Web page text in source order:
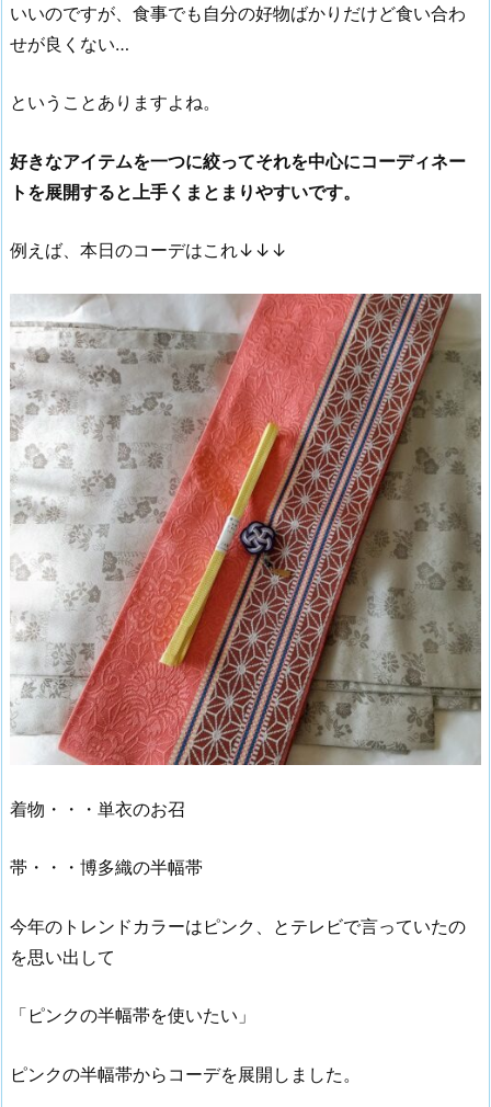
いいのですが、食事でも自分の好物ばかりだけど食い合わ
せが良くない…
ということありますよね。
好きなアイテムを一つに絞ってそれを中心にコーディネー
トを展開すると上手くまとまりやすいです。
例えば、本日のコーデはこれ↓↓↓
着物・・・単衣のお召
帯・・・博多織の半幅帯
今年のトレンドカラーはピンク、とテレビで言っていたの
を思い出して
「ピンクの半幅帯を使いたい」
ピンクの半幅帯からコーデを展開しました。